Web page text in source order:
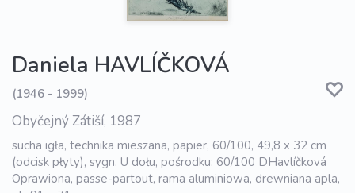
Daniela HAVLÍČKOVÁ
(1946 - 1999)
Obyčejný Zátiší, 1987
sucha igła, technika mieszana, papier, 60/100, 49,8 x 32 cm
(odcisk płyty), sygn. U dołu, pośrodku: 60/100 DHavlíčková
Oprawiona, passe-partout, rama aluminiowa, drewniana apla,